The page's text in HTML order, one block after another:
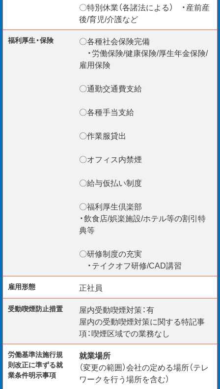
〇特別休業（各諸法による） ・産前産
後/育児/介護など
福利厚生・保険
〇各種社会保険完備
・労働保険/健康保険/厚生年金保険/
雇用保険
〇通勤交通費支給
〇各種手当支給
〇作業服貸出
〇オフィス内禁煙
〇給与仮払い制度
〇福利厚生倶楽部
・飲食店/娯楽施設/ホテル等の割引特
典等
〇研修制度の充実
・テイクオフ研修/CAD講習
雇用形態 正社員
受動喫煙防⽌措置
屋内受動喫煙対策：有
屋内の受動喫煙対策に関する特記事
項：喫煙区域での業務なし
労働基準法施行規
則改正に準ずる就
業条件明示事項
就業場所
（変更の範囲）会社の定める場所（テレ
ワークを行う場所を含む）